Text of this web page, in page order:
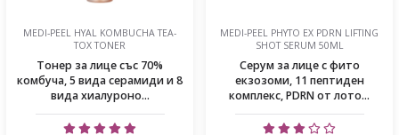
MEDI-PEEL HYAL KOMBUCHA TEA-
TOX TONER
Тонер за лице със 70%
комбуча, 5 вида серамиди и 8
вида хиалуроно...
MEDI-PEEL PHYTO EX PDRN LIFTING
SHOT SERUM 50ML
Серум за лице с фито
екзозоми, 11 пептиден
комплекс, PDRN от лото...